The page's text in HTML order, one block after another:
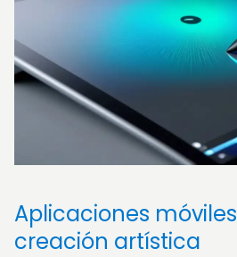
Aplicaciones
creación artística